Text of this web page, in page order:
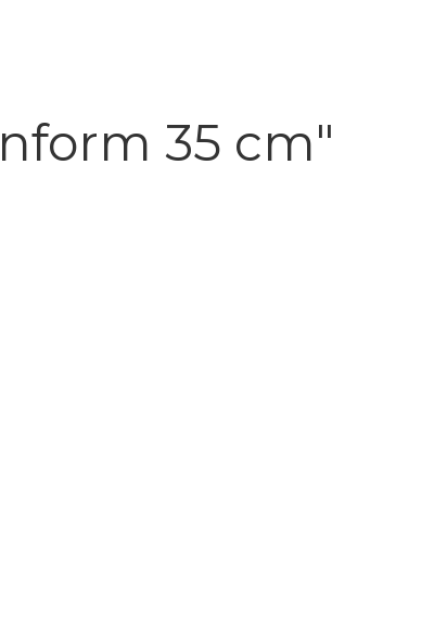
35 cm"